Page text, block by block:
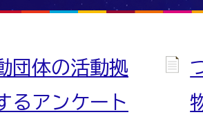
団体の活動拠
るアンケート